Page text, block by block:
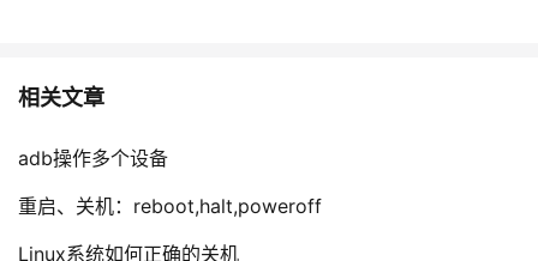
相关文章
adb操作多个设备
重启、关机：reboot,halt,poweroff
Linux系统如何正确的关机